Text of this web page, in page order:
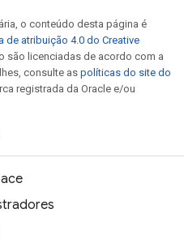
o conteúdo desta página é
de atribuição 4.0 do Creative
são licenciadas de acordo com a
consulte as políticas do site do
registrada da Oracle e/ou